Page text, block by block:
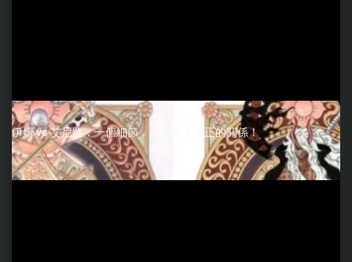
伊姆 vs 艾尼路：一個細節，暴露兩人真正的關係！